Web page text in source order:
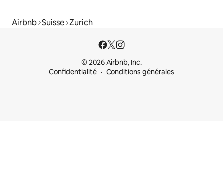
Airbnb Suisse Zurich
© 2026 Airbnb, Inc.
Confidentialité
Conditions générales